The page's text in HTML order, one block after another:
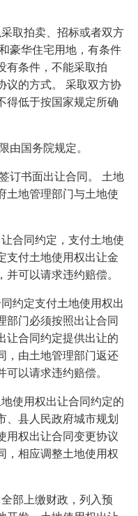
取拍卖、招标或者双方
豪华住宅用地，有条件
有条件，不能采取拍
议的方式。 采取双方协
得低于按国家规定所确
由国务院规定。
订书面出让合同。 土地
土地管理部门与土地使
合同约定，支付土地使
支付土地使用权出让金
可以请求违约赔偿。
约定支付土地使用权出
部门必须按照出让合同
让合同约定提供出让的
，由土地管理部门返还
以请求违约赔偿。
使用权出让合同约定的
、县人民政府城市规划
用权出让合同变更协议
，相应调整土地使用权
部上缴财政，列入预